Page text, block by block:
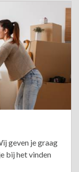
geven je graag
bij het vinden